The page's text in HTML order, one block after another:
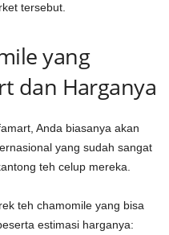
tersebut.
yang
dan Harganya
Anda biasanya akan
yang sudah sangat
teh celup mereka.
teh chamomile yang bisa
estimasi harganya: